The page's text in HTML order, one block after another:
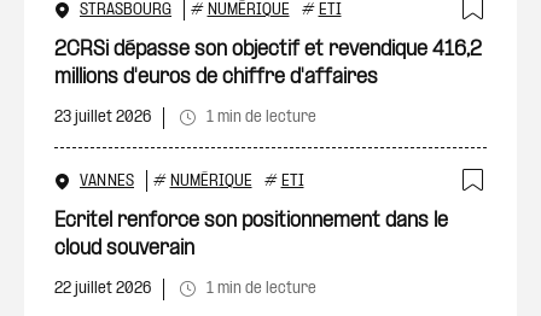
STRASBOURG # NUMÉRIQUE # ETI
2CRSi dépasse son objectif et revendique 416,2
millions d'euros de chiffre d'affaires
23 juillet 2026 1 min de lecture
VANNES # NUMÉRIQUE # ETI
Ecritel renforce son positionnement dans le
cloud souverain
22 juillet 2026 1 min de lecture